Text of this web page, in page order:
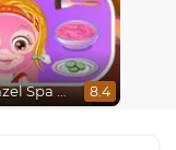
Baby Hazel Spa Makeover 8.4